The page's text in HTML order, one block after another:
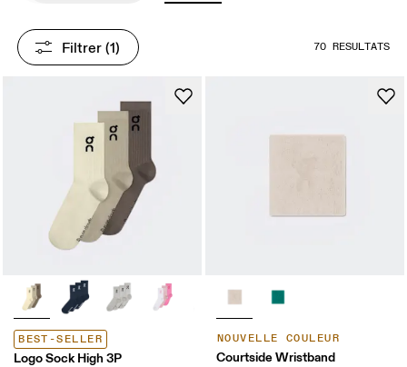
Filtrer (1) 70 RÉSULTATS
BEST-SELLER
Logo Sock High 3P
NOUVELLE COULEUR
Courtside Wristband